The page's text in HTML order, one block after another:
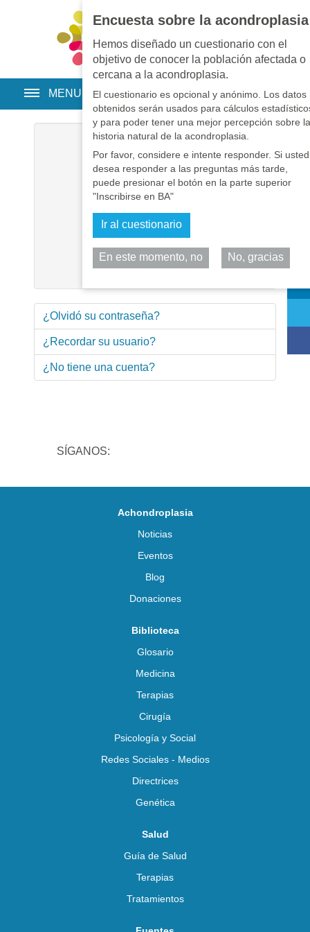
Encuesta sobre la acondroplasia
Hemos diseñado un cuestionario con el
objetivo de conocer la población afectada o
cercana a la acondroplasia.
El cuestionario es opcional y anónimo. Los datos
obtenidos serán usados para cálculos
y para poder tener una mejor percepción sobre la
historia natural de la acondroplasia.
Por favor, considere e intente responder. Si usted
desea responder a las preguntas más tarde,
puede presionar el botón en la parte superior
"Inscribirse en BA"
Ir al cuestionario
En este momento, no No, gracias
EN • PT • ES • RU
MENU
Contraseña*
Recuérdeme
Identificarse
¿Olvidó su contraseña?
¿Recordar su usuario?
¿No tiene una cuenta?
SÍGANOS:
Achondroplasia
Noticias
Eventos
Blog
Donaciones
Biblioteca
Glosario
Medicina
Terapias
Cirugía
Psicología y Social
Redes Sociales - Medios
Directrices
Genética
Salud
Guía de Salud
Terapias
Tratamientos